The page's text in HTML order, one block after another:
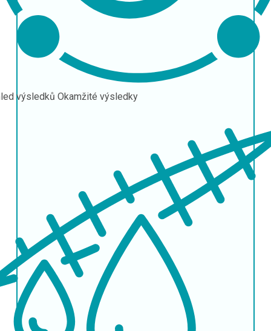
výsledků Okamžité výsledky